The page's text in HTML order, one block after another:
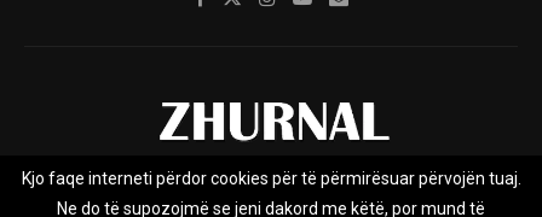
Rreth nesh Impresumi Marketing
Kjo faqe interneti përdor cookies për të përmirësuar përvojën tuaj.
Ne do të supozojmë se jeni dakord me këtë, por mund të